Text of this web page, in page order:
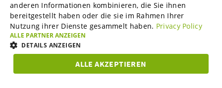
Visable Media Services
Mittelstands-Monitor
Karriere
FRENCH
ITALIAN
ESTONIAN
anderen Informationen kombinieren, die Sie ihnen
bereitgestellt haben oder die sie im Rahmen Ihrer
Nutzung ihrer Dienste gesammelt haben. Privacy Policy
ALLE PARTNER ANZEIGEN
DETAILS ANZEIGEN
ALLE AKZEPTIEREN
UNBEDINGT